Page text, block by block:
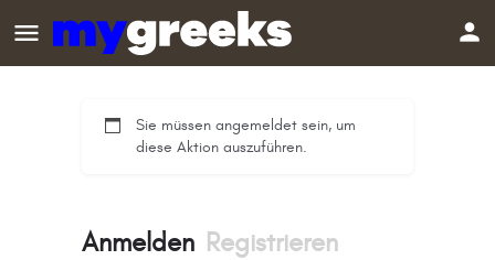
Sie müssen angemeldet sein, um
diese Aktion auszuführen.
Anmelden Registrieren